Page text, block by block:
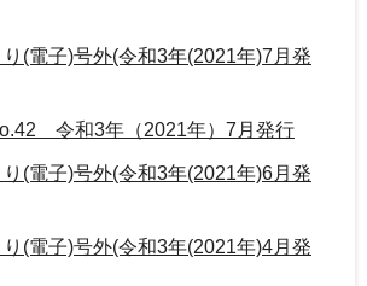
(電子)号外(令和3年(2021年)7月発
令和3年（2021年）7月発行
(電子)号外(令和3年(2021年)6月発
(電子)号外(令和3年(2021年)4月発